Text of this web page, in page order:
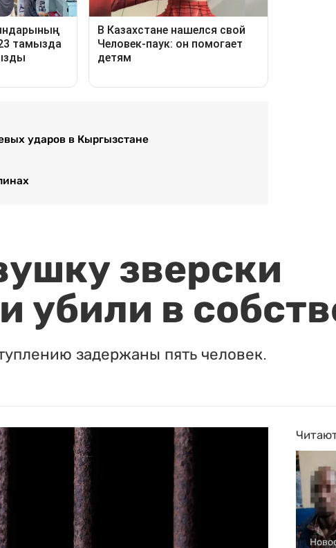
ударов в Кыргызстане
зверски
убили в
задержаны пять человек.